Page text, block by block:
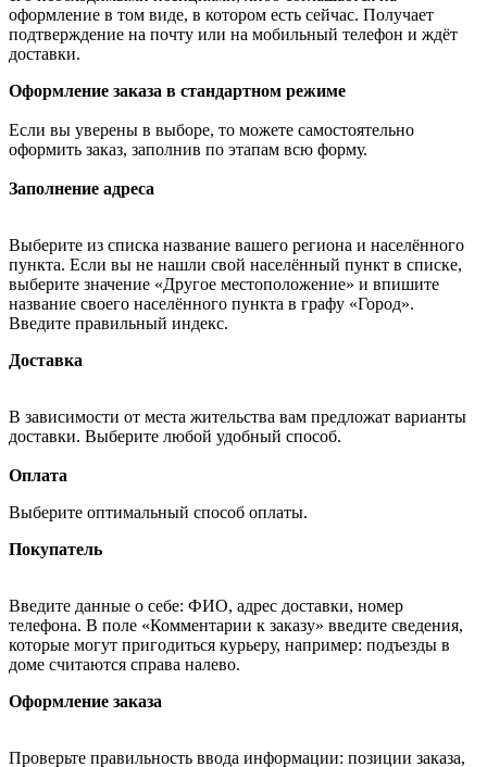
оформление в том виде, в котором есть сейчас. Получает
подтверждение на почту или на мобильный телефон и ждёт
доставки.
Оформление заказа в стандартном режиме
Если вы уверены в выборе, то можете самостоятельно
оформить заказ, заполнив по этапам всю форму.
Заполнение адреса
Выберите из списка название вашего региона и населённого
пункта. Если вы не нашли свой населённый пункт в списке,
выберите значение «Другое местоположение» и впишите
название своего населённого пункта в графу «Город».
Введите правильный индекс.
Доставка
В зависимости от места жительства вам предложат варианты
доставки. Выберите любой удобный способ.
Оплата
Выберите оптимальный способ оплаты.
Покупатель
Введите данные о себе: ФИО, адрес доставки, номер
телефона. В поле «Комментарии к заказу» введите сведения,
которые могут пригодиться курьеру, например: подъезды в
доме считаются справа налево.
Оформление заказа
Проверьте правильность ввода информации: позиции заказа,